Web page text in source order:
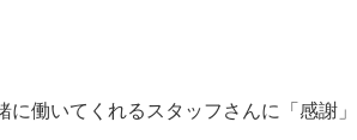
働いてくれるスタッフさんに「感謝」